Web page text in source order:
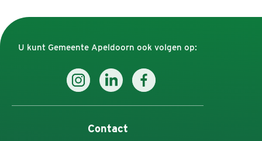
U kunt Gemeente Apeldoorn ook volgen op:
Contact